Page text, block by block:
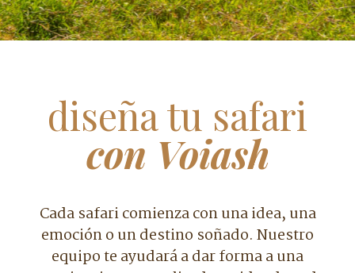
diseña tu safari
con Voiash
Cada safari comienza con una idea, una
emoción o un destino soñado. Nuestro
equipo te ayudará a dar forma a una